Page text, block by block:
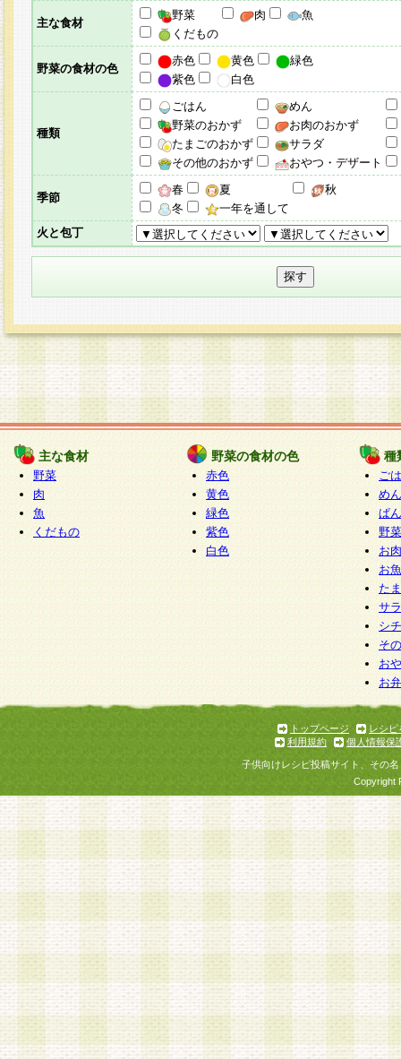
主な食材
野菜 肉
魚
くだもの
野菜の食材の色
赤色 黄色
緑色
紫色
白色
種類
ごはん
めん
野菜のおかず
お肉のおかず
たまごのおかず
サラダ
その他のおかず
おやつ・デザート
季節
春 夏
秋
冬
一年を通して
火と包丁
主な食材
野菜
肉
魚
くだもの
野菜の食材の色
赤色
黄色
緑色
紫色
白色
種
ご
めん
ぱん
野
お
お
た
サ
シ
そ
お
お
トップページ
レシピ
利用規約
個人情報保
子供向けレシピ投稿サイト、その
Copyright